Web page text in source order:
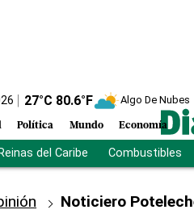
27°C 80.6°F Algo De Nubes
Política Mundo Economía
Reinas del Caribe Combustibles
Noticiero